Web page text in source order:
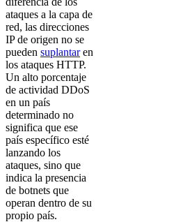
ataques a la capa de
red, las direcciones
IP de origen no se
pueden suplantaren
los ataques HTTP.
Un alto porcentaje
de actividad DDoS
en un país
determinado no
significa que ese
país específico esté
lanzando los
ataques, sino que
indica la presencia
de botnets que
operan dentro de su
propio país.